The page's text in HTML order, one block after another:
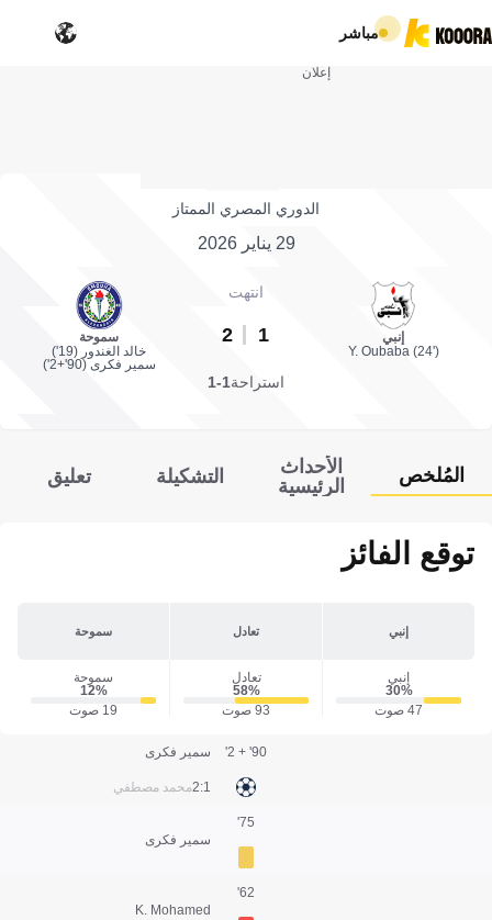
مباشر
إعلان
الدوري المصري الممتاز
29 يناير 2026
إنبي
Y. Oubaba (24')
انتهت
1
2
سموحة
خالد الغندور (19')
سمير فكرى (90'+2')
استراحة1-1
المُلخص
الأحداث
الرئيسية
التشكيلة تعليق
توقع الفائز
إنبي تعادل سموحة
إنبي
30‎%‎
47 صوت
تعادل
58‎%‎
93 صوت
سموحة
12‎%‎
19 صوت
سمير فكرى
محمد مصطفي1:2
90' + 2'
سمير فكرى
75'
K. Mohamed
62'